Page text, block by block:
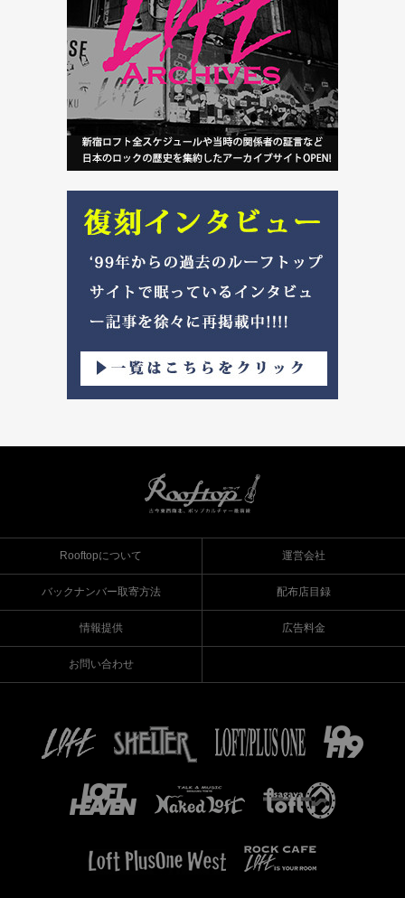
Rooftopについて 運営会社
バックナンバー取寄方法 配布店目録
情報提供 広告料金
お問い合わせ